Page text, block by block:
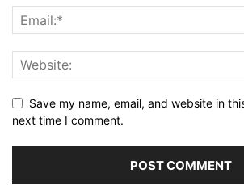
Save my name, email, and website in
next time I comment.